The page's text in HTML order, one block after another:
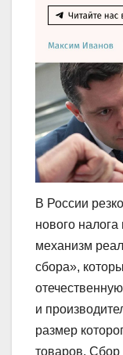
В России
нового
механизм
сбора»,
и
размер
товаров. Сбор